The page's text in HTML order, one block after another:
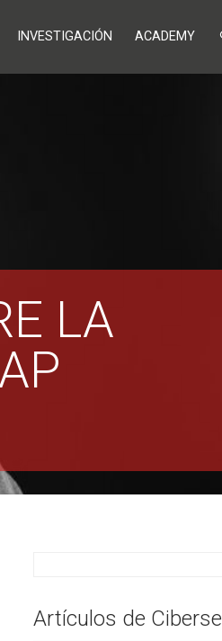
INVESTIGACIÓN ACADEMY
LA
Artículos de